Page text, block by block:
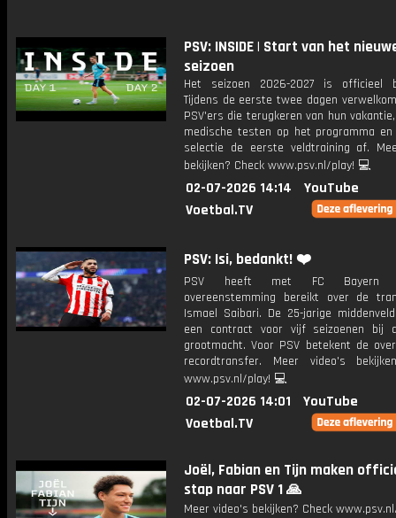
PSV: INSIDE | Start van het
seizoen
Het seizoen 2026-2027 is officieel
Tijdens de eerste twee dagen
PSV'ers die terugkeren van hun
medische testen op het programma
selectie de eerste veldtraining af.
bekijken? Check www.psv.nl/play! 💻
02-07-2026 14:14
YouTube
Voetbal.TV
PSV: Isi, bedankt! ❤️
PSV heeft met FC Bayern
overeenstemming bereikt over de
Ismael Saibari. De 25-jarige
een contract voor vijf seizoenen bij
grootmacht. Voor PSV betekent de
recordtransfer. Meer video's
www.psv.nl/play! 💻
02-07-2026 14:01
YouTube
Voetbal.TV
Joël, Fabian en Tijn maken
stap naar PSV 1 🙏
Meer video's bekijken? Check